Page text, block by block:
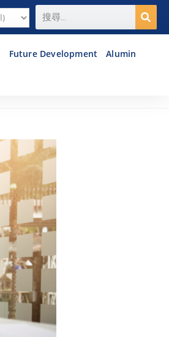
Future Development
Alumin